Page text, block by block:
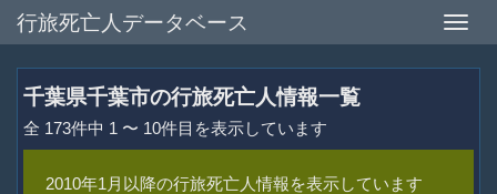
Toggle
行旅死亡人データベース
千葉県千葉市の行旅死亡人情報一覧
全 173件中 1 〜 10件目を表示しています
2010年1月以降の行旅死亡人情報を表示しています